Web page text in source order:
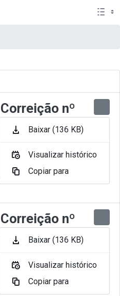
nº
Meses por Artur
nº
Meses por Artur
Baixar (136 KB)
Visualizar histórico
Copiar para
Baixar (136 KB)
Visualizar histórico
Copiar para